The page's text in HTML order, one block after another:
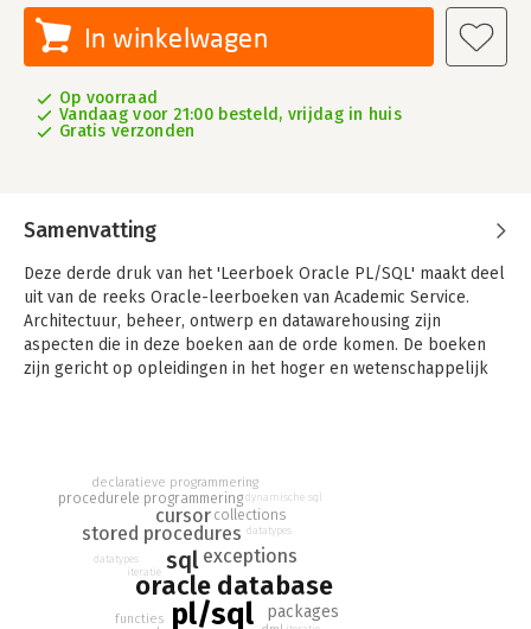
In winkelwagen
Op voorraad
Vandaag voor 21:00 besteld, vrijdag in huis
Gratis verzonden
Samenvatting
Deze derde druk van het 'Leerboek Oracle PL/SQL' maakt deel
uit van de reeks Oracle-leerboeken van Academic Service.
Architectuur, beheer, ontwerp en datawarehousing zijn
aspecten die in deze boeken aan de orde komen. De boeken
zijn gericht op opleidingen in het hoger en wetenschappelijk
van die van de tweede druk. De verschillen zijn inhoudelijk van
aard. De inhoud is afgestemd op de mogelijkheden van PL/SQL
vanaf Oracle 11g van biedt. Geheel nieuw is een bijlage waarin
enkele verschillen tussen Oracle 11g en lagere versies worden
Het boek gaat uitgebreid in op de programmeertaal PL/SQL.
pl/sql
oracle database
sql exceptions
stored procedures
cursor
packages
collections
procedurele programmering
declaratieve programmering
functies
datatypes
iteratie
datatypes
dynamische sql